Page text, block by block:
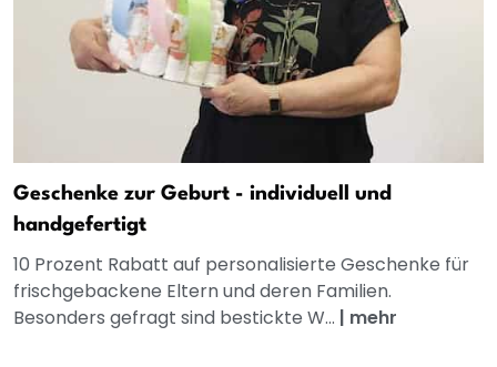
Geschenke zur Geburt - individuell und
handgefertigt
10 Prozent Rabatt auf personalisierte Geschenke für
frischgebackene Eltern und deren Familien.
Besonders gefragt sind bestickte W... | mehr